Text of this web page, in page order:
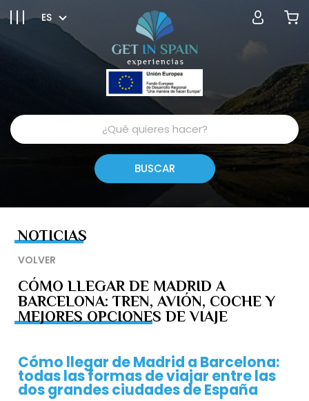
ES
NOTICIAS
VOLVER
CÓMO LLEGAR DE MADRID A
BARCELONA: TREN, AVIÓN, COCHE Y
MEJORES OPCIONES DE VIAJE
Cómo llegar de Madrid a Barcelona:
todas las formas de viajar entre las
dos grandes ciudades de España